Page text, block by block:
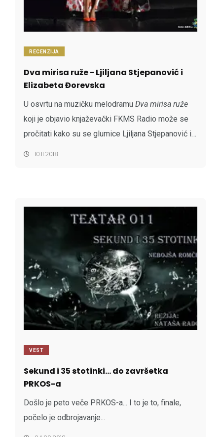
RECENZIJA
Dva mirisa ruže - Ljiljana Stjepanović i
Elizabeta Đorevska
U osvrtu na muzičku melodramu Dva mirisa ruže
koji je objavio knjaževački FKMS Radio može se
pročitati kako su se glumice Ljiljana Stjepanović i
10.11.2018
VEST
Sekund i 35 stotinki... do završetka
PRKOS-a
Došlo je peto veče PRKOS-a... I to je to, finale,
počelo je odbrojavanje...